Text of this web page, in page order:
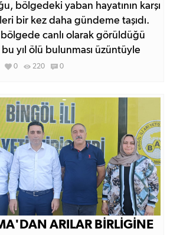
bölgedeki yaban hayatının karşı
bir kez daha gündeme taşıdı.
bölgede canlı olarak görüldüğü
yıl ölü bulunması üzüntüyle
0 220 0
ARILAR BİRLİGİNE